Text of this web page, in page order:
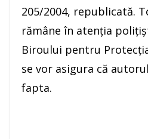
205/2004, republicată.
rămâne în atenția
Biroului pentru
se vor asigura că
fapta.